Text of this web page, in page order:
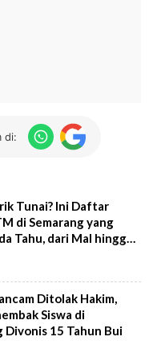
di:
Tunai? Ini Daftar
di Semarang yang
Tahu, dari Mal hingga
Ditolak Hakim,
Siswa di
Divonis 15 Tahun Bui